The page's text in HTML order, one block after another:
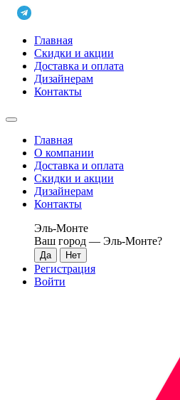
Главная
Скидки и акции
Доставка и оплата
Дизайнерам
Контакты
Главная
О компании
Доставка и оплата
Скидки и акции
Дизайнерам
Контакты
Эль-Монте
Ваш город — Эль-Монте?
Регистрация
Войти